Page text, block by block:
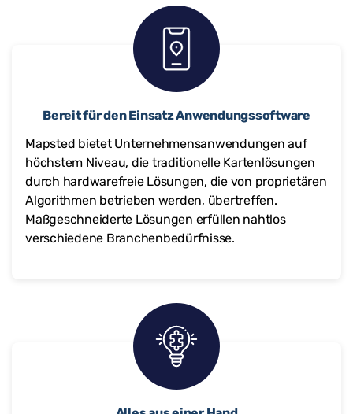
Bereit für den Einsatz Anwendungssoftware
Mapsted bietet Unternehmensanwendungen auf
höchstem Niveau, die traditionelle Kartenlösungen
durch hardwarefreie Lösungen, die von proprietären
Algorithmen betrieben werden, übertreffen.
Maßgeschneiderte Lösungen erfüllen nahtlos
verschiedene Branchenbedürfnisse.